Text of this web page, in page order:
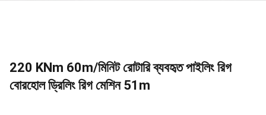
220 KNm 60m/মিনিট রোটারি ব্যবহৃত পাইলিং রিগ
বোরহোল ড্রিলিং রিগ মেশিন 51m